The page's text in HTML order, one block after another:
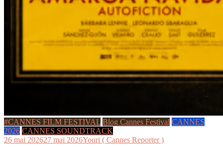
#CANNES FILM FESTIVAL Blog Cannes Festival CANNES
2026 CANNES SOUNDTRACK
26 mai 202627 mai 2026Youri ( Cannes Reporter )